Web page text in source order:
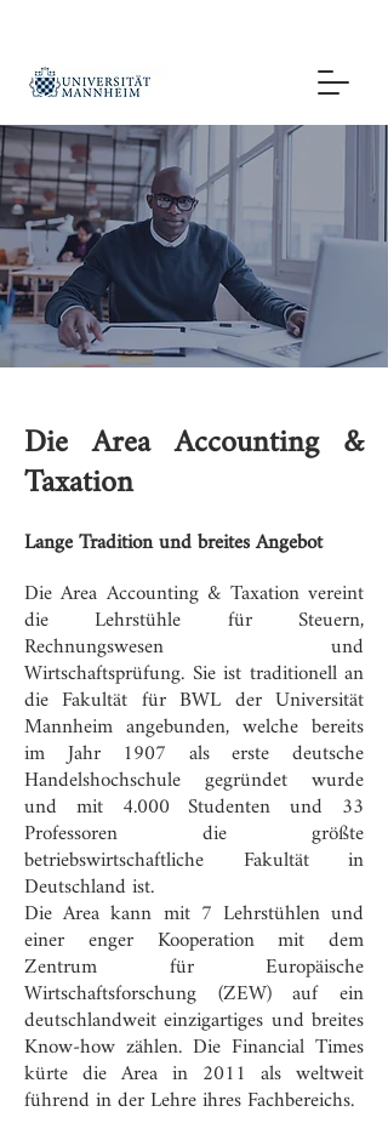
Die Area Accounting &
Taxation
Lange Tradition und breites Angebot
Die Area Accounting & Taxation vereint
die Lehrstühle für Steuern,
Rechnungswesen und
Wirtschaftsprüfung. Sie ist traditionell an
die Fakultät für BWL der Universität
Mannheim angebunden, welche bereits
im Jahr 1907 als erste deutsche
Handelshochschule gegründet wurde
und mit 4.000 Studenten und 33
Professoren die größte
betriebswirtschaftliche Fakultät in
Deutschland ist.
Die Area kann mit 7 Lehrstühlen und
einer enger Kooperation mit dem
Zentrum für Europäische
Wirtschaftsforschung (ZEW) auf ein
deutschlandweit einzigartiges und breites
Know-how zählen. Die Financial Times
kürte die Area in 2011 als weltweit
führend in der Lehre ihres Fachbereichs.